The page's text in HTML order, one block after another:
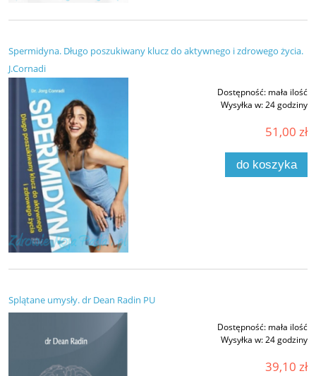
Spermidyna. Długo poszukiwany klucz do aktywnego i zdrowego życia.
J.Cornadi
Dostępność: mała ilość
Wysyłka w:24 godziny
51,00 zł
do koszyka
Splątane umysły. dr Dean Radin PU
Dostępność: mała ilość
Wysyłka w:24 godziny
39,10 zł